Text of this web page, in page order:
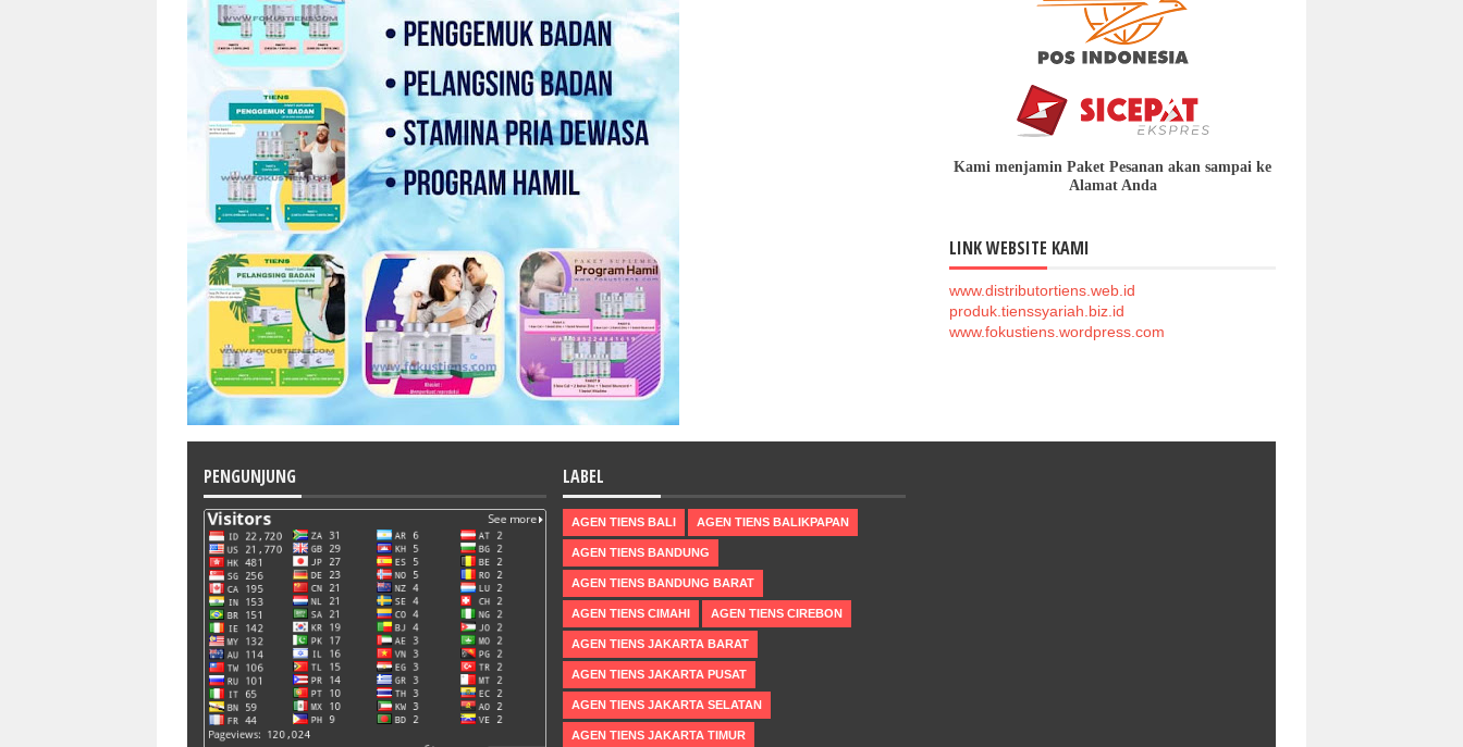
Kami menjamin Paket Pesanan akan sampai ke
Alamat Anda
LINK WEBSITE KAMI
www.distributortiens.web.id
produk.tienssyariah.biz.id
www.fokustiens.wordpress.com
PENGUNJUNG LABEL
AGEN TIENS BALI AGEN TIENS BALIKPAPAN
AGEN TIENS BANDUNG
AGEN TIENS BANDUNG BARAT
AGEN TIENS CIMAHI AGEN TIENS CIREBON
AGEN TIENS JAKARTA BARAT
AGEN TIENS JAKARTA PUSAT
AGEN TIENS JAKARTA SELATAN
AGEN TIENS JAKARTA TIMUR